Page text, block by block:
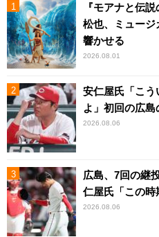
『モアナと伝
松也、ミュー
響かせる
2026.08.01
安仁屋氏「こ
よ」初回の広
2026.08.06
広島、7回の継
仁屋氏「この時
2026.08.06